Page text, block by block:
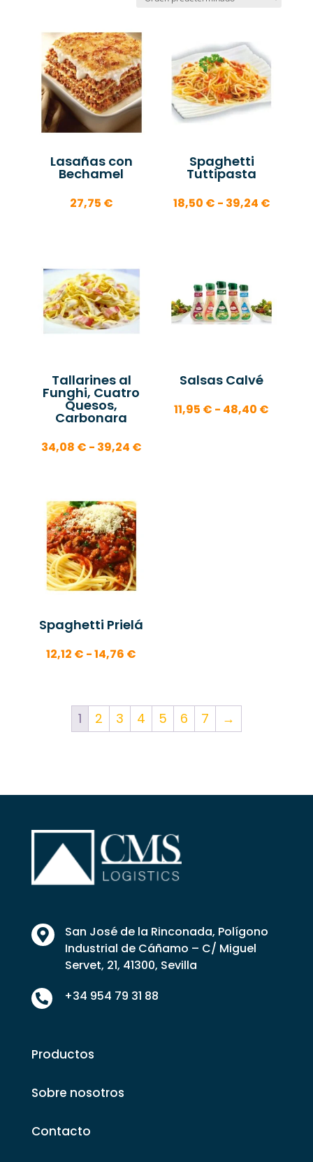
Lasañas con
Bechamel
27,75 €
Spaghetti
Tuttipasta
18,50 € - 39,24 €Rango
39,24
Tallarines al
Funghi, Cuatro
Quesos,
Carbonara
34,08 € - 39,24 €Rango
Salsas Calvé
11,95 € - 48,40 €
Spaghetti Prielá
12,12 € -14,76 €
desde
12,12 €
1 2 3 4 5 6 7 →

San José de la Rinconada, Polígono
Industrial de Cáñamo – C/ Miguel
Servet, 21, 41300, Sevilla
 +34 954 79 31 88
Productos
Sobre nosotros
Contacto